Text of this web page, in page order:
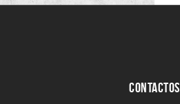
CONTACTOS